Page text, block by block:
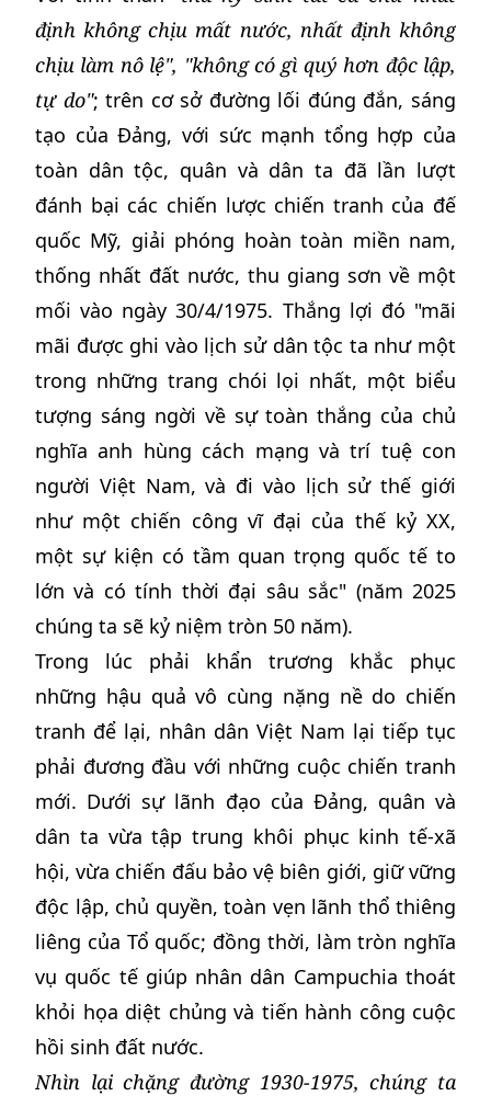
định không chịu mất nước, nhất định không
chịu làm nô lệ", "không có gì quý hơn độc lập,
tự do"; trên cơ sở đường lối đúng đắn, sáng
tạo của Đảng, với sức mạnh tổng hợp của
toàn dân tộc, quân và dân ta đã lần lượt
đánh bại các chiến lược chiến tranh của đế
quốc Mỹ, giải phóng hoàn toàn miền nam,
thống nhất đất nước, thu giang sơn về một
mối vào ngày 30/4/1975. Thắng lợi đó "mãi
mãi được ghi vào lịch sử dân tộc ta như một
trong những trang chói lọi nhất, một biểu
tượng sáng ngời về sự toàn thắng của chủ
nghĩa anh hùng cách mạng và trí tuệ con
người Việt Nam, và đi vào lịch sử thế giới
như một chiến công vĩ đại của thế kỷ XX,
một sự kiện có tầm quan trọng quốc tế to
lớn và có tính thời đại sâu sắc" (năm 2025
chúng ta sẽ kỷ niệm tròn 50 năm).
Trong lúc phải khẩn trương khắc phục
những hậu quả vô cùng nặng nề do chiến
tranh để lại, nhân dân Việt Nam lại tiếp tục
phải đương đầu với những cuộc chiến tranh
mới. Dưới sự lãnh đạo của Đảng, quân và
dân ta vừa tập trung khôi phục kinh tế-xã
hội, vừa chiến đấu bảo vệ biên giới, giữ vững
độc lập, chủ quyền, toàn vẹn lãnh thổ thiêng
liêng của Tổ quốc; đồng thời, làm tròn nghĩa
vụ quốc tế giúp nhân dân Campuchia thoát
khỏi họa diệt chủng và tiến hành công cuộc
hồi sinh đất nước.
Nhìn lại chặng đường 1930-1975, chúng ta